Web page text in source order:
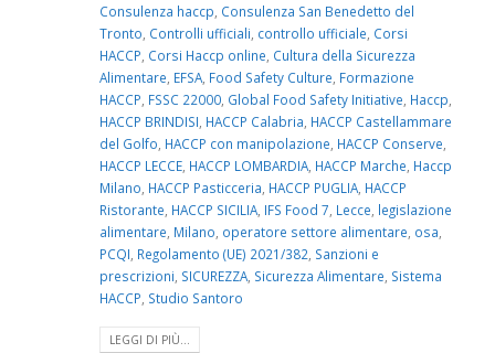
Consulenza haccp Consulenza San Benedetto del
Tronto Controlli ufficiali controllo ufficiale Corsi
HACCP Corsi Haccp online Cultura della Sicurezza
Alimentare EFSA Food Safety Culture Formazione
HACCP FSSC 22000 Global Food Safety Initiative Haccp
HACCP BRINDISI HACCP Calabria HACCP Castellammare
del Golfo HACCP con manipolazione HACCP Conserve
HACCP LECCE HACCP LOMBARDIA HACCP Marche Haccp
Milano HACCP Pasticceria HACCP PUGLIA HACCP
Ristorante HACCP SICILIA IFS Food 7 Lecce legislazione
alimentare Milano operatore settore alimentare osa
PCQI Regolamento (UE) 2021/382 Sanzioni e
prescrizioni SICUREZZA Sicurezza Alimentare Sistema
HACCP Studio Santoro
LEGGI DI PIÙ...